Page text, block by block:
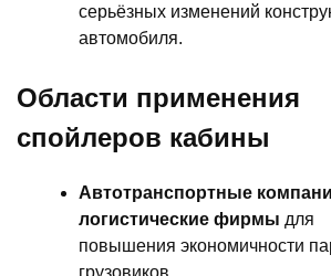
серьёзных изменений
автомобиля.
Области применения
спойлеров кабины
Автотранспортные
логистические фирмы для
повышения экономичности
грузовиков.